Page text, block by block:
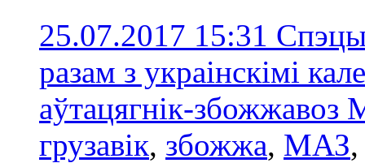
25.07.2017 15:31
разам з украінскімі
аўтацягнік-
грузавік, збожжа, МАЗ